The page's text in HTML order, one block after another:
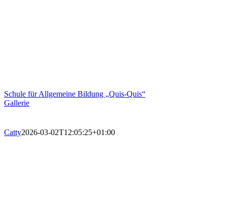
Schule für Allgemeine Bildung „Quis-Quis“
Gallerie
Catty2026-03-02T12:05:25+01:00